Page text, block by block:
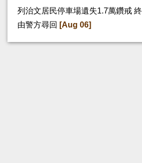
列治文居民停車場遺失1.7萬鑽戒 終
由警方尋回 [Aug 06]